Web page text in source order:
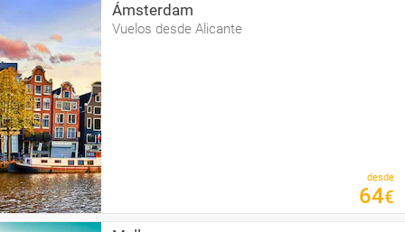
Ámsterdam
Vuelos desde Alicante
desde
64€